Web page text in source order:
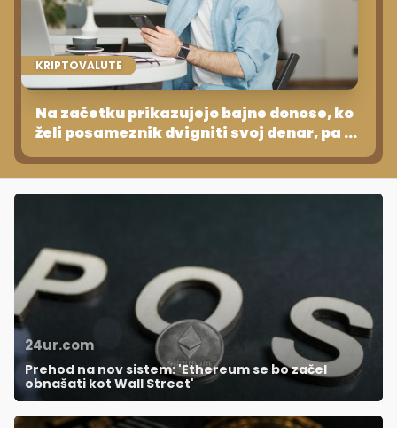
KRIPTOVALUTE
Na začetku prikazujejo bajne donose, ko
želi posameznik dvigniti svoj denar, pa ...
24ur.com
Prehod na nov sistem: 'Ethereum se bo začel
obnašati kot Wall Street'